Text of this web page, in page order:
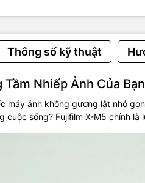
Thông số kỹ thuật
Nhiếp Ảnh Của
máy ảnh không gương lật nhỏ
cuộc sống? Fujifilm X-M5 chính là